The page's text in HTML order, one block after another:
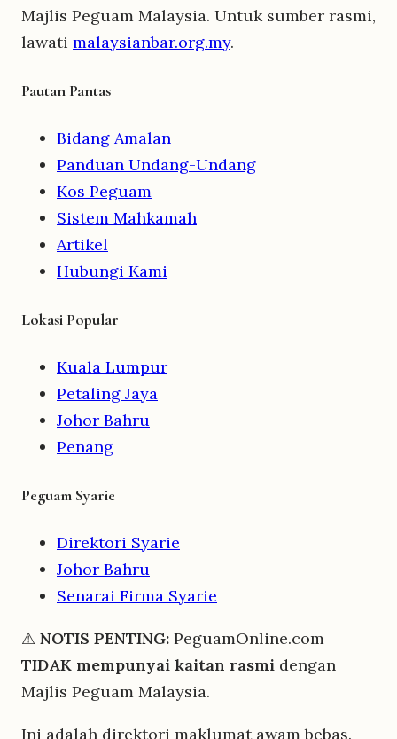
Majlis Peguam Malaysia. Untuk sumber rasmi,
lawati malaysianbar.org.my.
Pautan Pantas
Bidang Amalan
Panduan Undang-Undang
Kos Peguam
Sistem Mahkamah
Artikel
Hubungi Kami
Lokasi Popular
Kuala Lumpur
Petaling Jaya
Johor Bahru
Penang
Peguam Syarie
Direktori Syarie
Johor Bahru
Senarai Firma Syarie
⚠ NOTIS PENTING: PeguamOnline.com
TIDAK mempunyai kaitan rasmi dengan
Majlis Peguam Malaysia.
Ini adalah direktori maklumat awam bebas.